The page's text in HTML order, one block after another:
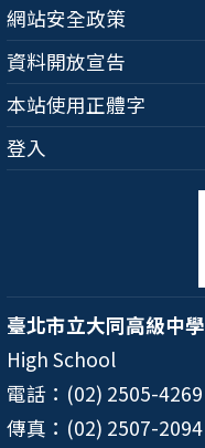
網站安全政策
資料開放宣告
本站使用正體字
登入
臺北市立大同高級中學
High School
電話：(02) 2505-4269
傳真：(02) 2507-2094